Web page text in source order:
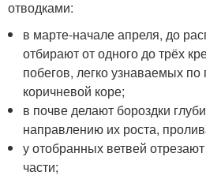
отводками:
в марте-начале апреля, до
отбирают от одного до трёх
побегов, легко узнаваемых по
коричневой коре;
в почве делают бороздки
направлению их роста,
у отобранных ветвей
части;